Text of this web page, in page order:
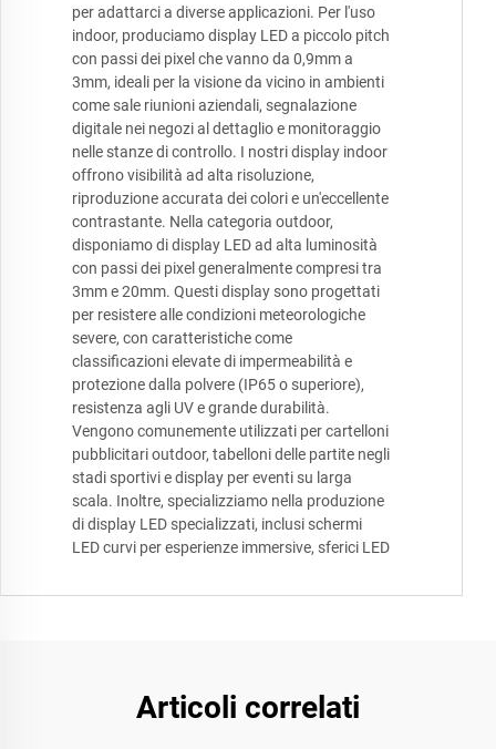
per adattarci a diverse applicazioni. Per l'uso
indoor, produciamo display LED a piccolo pitch
con passi dei pixel che vanno da 0,9mm a
3mm, ideali per la visione da vicino in ambienti
come sale riunioni aziendali, segnalazione
digitale nei negozi al dettaglio e monitoraggio
nelle stanze di controllo. I nostri display indoor
offrono visibilità ad alta risoluzione,
riproduzione accurata dei colori e un'eccellente
contrastante. Nella categoria outdoor,
disponiamo di display LED ad alta luminosità
con passi dei pixel generalmente compresi tra
3mm e 20mm. Questi display sono progettati
per resistere alle condizioni meteorologiche
severe, con caratteristiche come
classificazioni elevate di impermeabilità e
protezione dalla polvere (IP65 o superiore),
resistenza agli UV e grande durabilità.
Vengono comunemente utilizzati per cartelloni
pubblicitari outdoor, tabelloni delle partite negli
stadi sportivi e display per eventi su larga
scala. Inoltre, specializziamo nella produzione
di display LED specializzati, inclusi schermi
LED curvi per esperienze immersive, sferici LED
Articoli correlati